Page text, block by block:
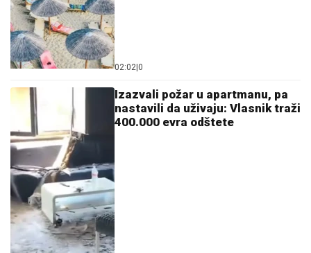
02:02 0
Izazvali požar u apartmanu, pa
nastavili da uživaju: Vlasnik traži
400.000 evra odštete